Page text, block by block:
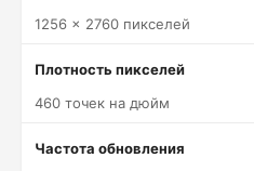
1256 x 2760 пикселей
Плотность пикселей
460 точек на дюйм
Частота обновления